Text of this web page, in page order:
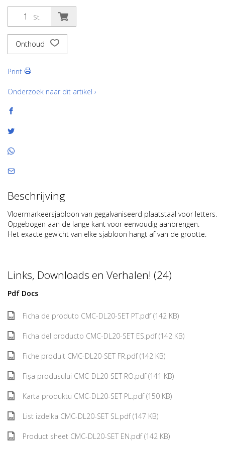
St.
Onthoud
Print
Onderzoek naar dit artikel ›
Beschrijving
Vloermarkeersjabloon van gegalvaniseerd plaatstaal voor letters.
Opgebogen aan de lange kant voor eenvoudig aanbrengen.
Het exacte gewicht van elke sjabloon hangt af van de grootte.
Links, Downloads en Verhalen! (24)
Pdf Docs
Ficha de produto CMC-DL20-SET PT.pdf (142 KB)
Ficha del producto CMC-DL20-SET ES.pdf (142 KB)
Fiche produit CMC-DL20-SET FR.pdf (142 KB)
Fișa produsului CMC-DL20-SET RO.pdf (141 KB)
Karta produktu CMC-DL20-SET PL.pdf (150 KB)
List izdelka CMC-DL20-SET SL.pdf (147 KB)
Product sheet CMC-DL20-SET EN.pdf (142 KB)